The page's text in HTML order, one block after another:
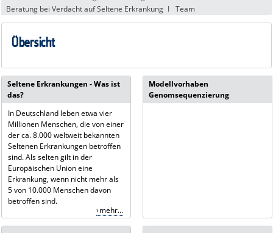
FACHZENTREN
NETZWERKE
AKTUELLES
Beratung bei Verdacht auf Seltene Erkrankung
Team
Übersicht
Seltene Erkrankungen - Was ist
das?
In Deutschland leben etwa vier
Millionen Menschen, die von einer
der ca. 8.000 weltweit bekannten
Seltenen Erkrankungen betroffen
sind. Als selten gilt in der
Europäischen Union eine
Erkrankung, wenn nicht mehr als
5 von 10.000 Menschen davon
betroffen sind.
mehr...
Modellvorhaben
Genomsequenzierung